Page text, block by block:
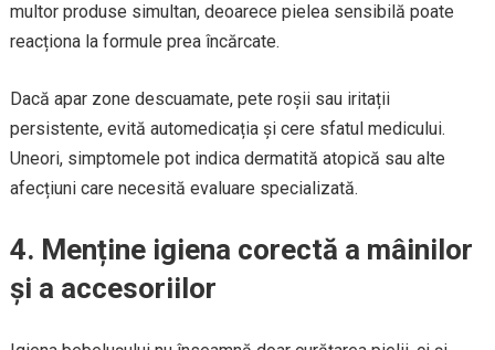
multor produse simultan, deoarece pielea sensibilă poate
reacționa la formule prea încărcate.
Dacă apar zone descuamate, pete roșii sau iritații
persistente, evită automedicația și cere sfatul medicului.
Uneori, simptomele pot indica dermatită atopică sau alte
afecțiuni care necesită evaluare specializată.
4. Menține igiena corectă a mâinilor
și a accesoriilor